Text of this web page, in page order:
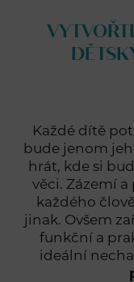
Každé dítě
bude jenom
hrát, kde si
věci. Zázemí
každého
jinak. Ovšem
funkční a
ideální